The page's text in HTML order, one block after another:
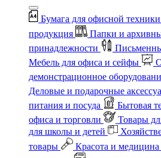
Бумага для офисной техники
продукция
Папки и
принадлежности
Мебель для офиса и сейфы
демонстрационное
Деловые и подарочные
питания и посуда
Бытовая
офиса и торговли
Товары
для школы и детей
товары
Красота и медицина